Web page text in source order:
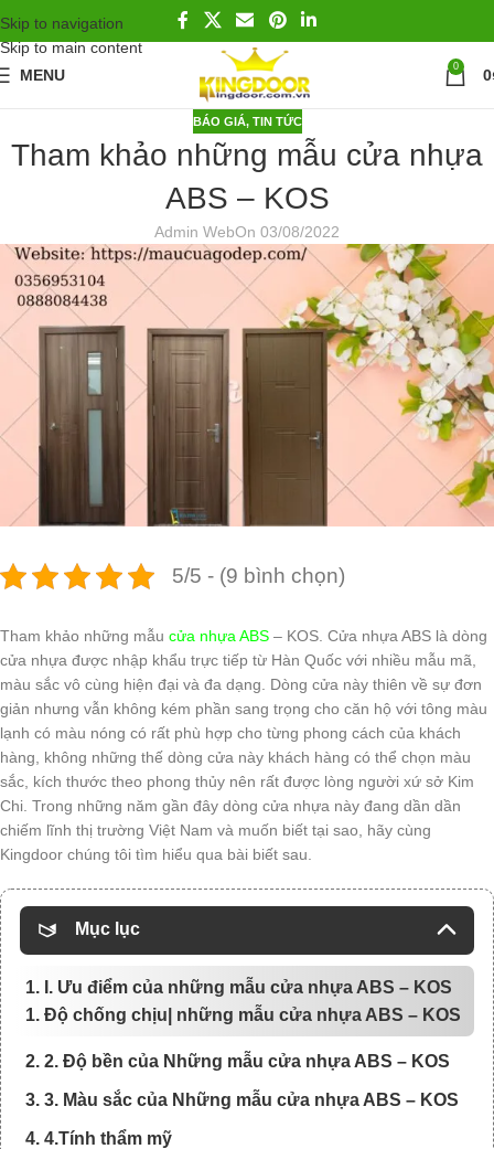
Skip to navigation
Skip to main content
MENU
0 0
BÁO GIÁ, TIN TỨC
Tham khảo những mẫu cửa nhựa
ABS – KOS
Admin WebOn 03/08/2022
5/5 - (9 bình chọn)
Tham khảo những mẫu cửa nhựa ABS – KOS. Cửa nhựa ABS là dòng
cửa nhựa được nhập khẩu trực tiếp từ Hàn Quốc với nhiều mẫu mã,
màu sắc vô cùng hiện đại và đa dạng. Dòng cửa này thiên về sự đơn
giản nhưng vẫn không kém phần sang trọng cho căn hộ với tông màu
lạnh có màu nóng có rất phù hợp cho từng phong cách của khách
hàng, không những thế dòng cửa này khách hàng có thể chọn màu
sắc, kích thước theo phong thủy nên rất được lòng người xứ sở Kim
Chi. Trong những năm gần đây dòng cửa nhựa này đang dần dần
chiếm lĩnh thị trường Việt Nam và muốn biết tại sao, hãy cùng
Kingdoor chúng tôi tìm hiểu qua bài biết sau.
Mục lục
1. I. Ưu điểm của những mẫu cửa nhựa ABS – KOS
1. Độ chống chịu| những mẫu cửa nhựa ABS – KOS
2. 2. Độ bền của Những mẫu cửa nhựa ABS – KOS
3. 3. Màu sắc của Những mẫu cửa nhựa ABS – KOS
4. 4.Tính thẩm mỹ